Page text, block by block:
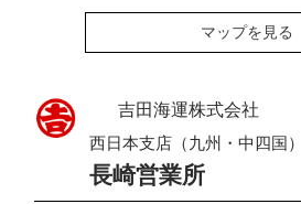
マップを見る
吉田海運株式会社
西日本支店（九州・中四国）
長崎営業所